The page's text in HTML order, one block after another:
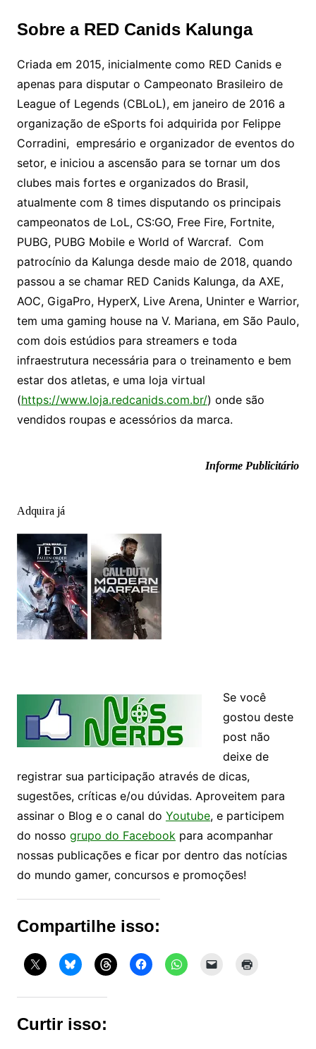
Sobre a RED Canids Kalunga
Criada em 2015, inicialmente como RED Canids e
apenas para disputar o Campeonato Brasileiro de
League of Legends (CBLoL), em janeiro de 2016 a
organização de eSports foi adquirida por Felippe
Corradini, empresário e organizador de eventos do
setor, e iniciou a ascensão para se tornar um dos
clubes mais fortes e organizados do Brasil,
atualmente com 8 times disputando os principais
campeonatos de LoL, CS:GO, Free Fire, Fortnite,
PUBG, PUBG Mobile e World of Warcraf. Com
patrocínio da Kalunga desde maio de 2018, quando
passou a se chamar RED Canids Kalunga, da AXE,
AOC, GigaPro, HyperX, Live Arena, Uninter e Warrior,
tem uma gaming house na V. Mariana, em São Paulo,
com dois estúdios para streamers e toda
infraestrutura necessária para o treinamento e bem
estar dos atletas, e uma loja virtual
(https://www.loja.redcanids.com.br/) onde são
vendidos roupas e acessórios da marca.
Informe Publicitário
Adquira já
Se você
gostou deste
post não
deixe de
registrar sua participação através de dicas,
sugestões, críticas e/ou dúvidas. Aproveitem para
assinar o Blog e o canal do Youtube, e participem
do nosso grupo do Facebook para acompanhar
nossas publicações e ficar por dentro das notícias
do mundo gamer, concursos e promoções!
Compartilhe isso:
Curtir isso: